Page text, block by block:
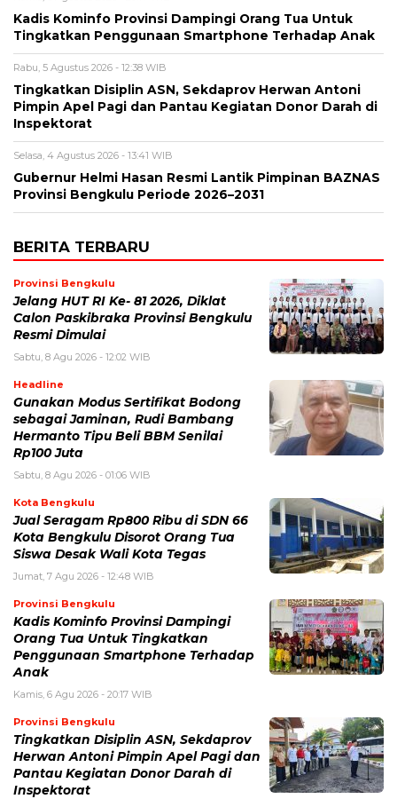
Kadis Kominfo Provinsi Dampingi Orang Tua Untuk
Tingkatkan Penggunaan Smartphone Terhadap Anak
Rabu, 5 Agustus 2026 - 12:38 WIB
Tingkatkan Disiplin ASN, Sekdaprov Herwan Antoni
Pimpin Apel Pagi dan Pantau Kegiatan Donor Darah di
Inspektorat
Selasa, 4 Agustus 2026 - 13:41 WIB
Gubernur Helmi Hasan Resmi Lantik Pimpinan BAZNAS
Provinsi Bengkulu Periode 2026–2031
BERITA TERBARU
Provinsi Bengkulu
Jelang HUT RI Ke- 81 2026, Diklat
Calon Paskibraka Provinsi Bengkulu
Resmi Dimulai
Sabtu, 8 Agu 2026 - 12:02 WIB
Headline
Gunakan Modus Sertifikat Bodong
sebagai Jaminan, Rudi Bambang
Hermanto Tipu Beli BBM Senilai
Rp100 Juta
Sabtu, 8 Agu 2026 - 01:06 WIB
Kota Bengkulu
Jual Seragam Rp800 Ribu di SDN 66
Kota Bengkulu Disorot Orang Tua
Siswa Desak Wali Kota Tegas
Jumat, 7 Agu 2026 - 12:48 WIB
Provinsi Bengkulu
Kadis Kominfo Provinsi Dampingi
Orang Tua Untuk Tingkatkan
Penggunaan Smartphone Terhadap
Anak
Kamis, 6 Agu 2026 - 20:17 WIB
Provinsi Bengkulu
Tingkatkan Disiplin ASN, Sekdaprov
Herwan Antoni Pimpin Apel Pagi dan
Pantau Kegiatan Donor Darah di
Inspektorat